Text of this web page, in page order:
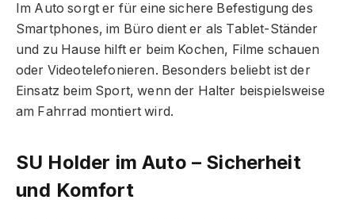
Im Auto sorgt er für eine sichere Befestigung des
Smartphones, im Büro dient er als Tablet-Ständer
und zu Hause hilft er beim Kochen, Filme schauen
oder Videotelefonieren. Besonders beliebt ist der
Einsatz beim Sport, wenn der Halter beispielsweise
am Fahrrad montiert wird.
SU Holder im Auto – Sicherheit
und Komfort